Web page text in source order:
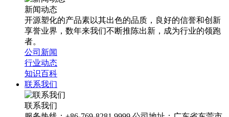
新闻动态
开源塑化的产品素以其出色的品质，良好的信誉和创新
享誉业界，数年来我们不断推陈出新，成为行业的领跑
者。
公司新闻
行业动态
知识百科
联系我们
联系我们